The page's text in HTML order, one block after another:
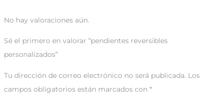
No hay valoraciones aún.
Sé el primero en valorar “pendientes reversibles
personalizados”
Tu dirección de correo electrónico no será publicada. Los
campos obligatorios están marcados con *